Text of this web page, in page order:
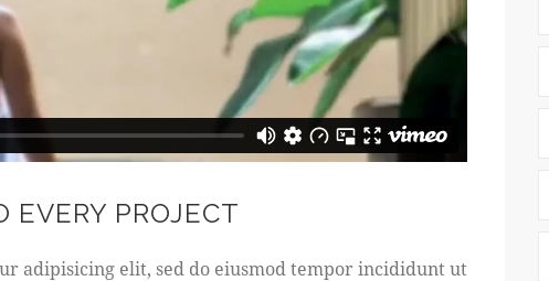
EVERY PROJECT
adipisicing elit, sed do eiusmod tempor incididunt ut